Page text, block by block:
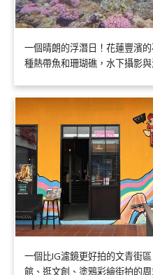
一個晴朗的浮潛日！花蓮豐濱
種熱帶魚和珊瑚礁，水下攝影
一個比IG濾鏡更好拍的文青街
館、逛文創、塗鴉彩繪街拍的